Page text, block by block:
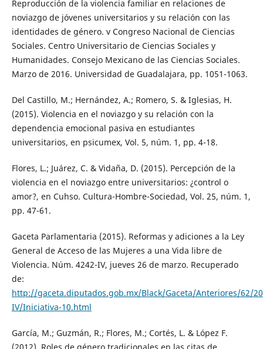
Reproducción de la violencia familiar en relaciones de
noviazgo de jóvenes universitarios y su relación con las
identidades de género. v Congreso Nacional de Ciencias
Sociales. Centro Universitario de Ciencias Sociales y
Humanidades. Consejo Mexicano de las Ciencias Sociales.
Marzo de 2016. Universidad de Guadalajara, pp. 1051-1063.
Del Castillo, M.; Hernández, A.; Romero, S. & Iglesias, H.
(2015). Violencia en el noviazgo y su relación con la
dependencia emocional pasiva en estudiantes
universitarios, en psicumex, Vol. 5, núm. 1, pp. 4-18.
Flores, L.; Juárez, C. & Vidaña, D. (2015). Percepción de la
violencia en el noviazgo entre universitarios: ¿control o
amor?, en Cuhso. Cultura-Hombre-Sociedad, Vol. 25, núm. 1,
pp. 47-61.
Gaceta Parlamentaria (2015). Reformas y adiciones a la Ley
General de Acceso de las Mujeres a una Vida libre de
Violencia. Núm. 4242-IV, jueves 26 de marzo. Recuperado
de:
http://gaceta.diputados.gob.mx/Black/Gaceta/Anteriores/62/
IV/Iniciativa-10.html
García, M.; Guzmán, R.; Flores, M.; Cortés, L. & López F.